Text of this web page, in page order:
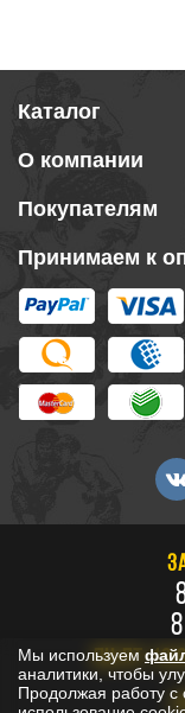
Каталог
О компании
Покупателям
Принимаем к
ПН-ПТ:
Мы используем
аналитики, чтобы
Продолжая работу